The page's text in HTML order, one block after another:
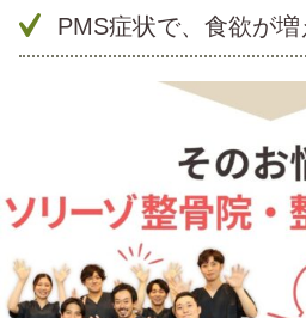
PMS症状で、食欲が